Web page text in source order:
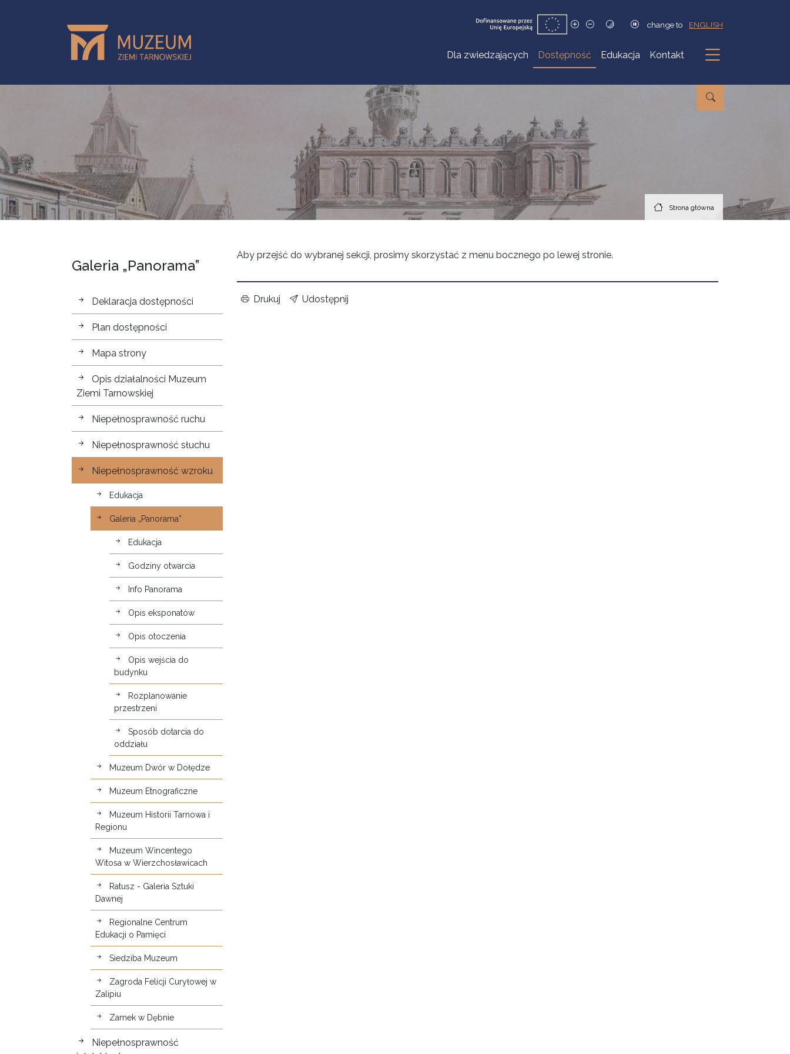
change to ENGLISH
Dla zwiedzających Dostępność Edukacja Kontakt
Podmenu
Strona główna
Galeria „Panorama”
Dostępność
Deklaracja dostępności
Plan dostępności
Mapa strony
Opis działalności Muzeum
Ziemi Tarnowskiej
Niepełnosprawność ruchu
Niepełnosprawność słuchu
Niepełnosprawność wzroku
Edukacja
Galeria „Panorama”
Edukacja
Godziny otwarcia
Info Panorama
Opis eksponatów
Opis otoczenia
Opis wejścia do
budynku
Rozplanowanie
przestrzeni
Sposób dotarcia do
oddziału
Muzeum Dwór w Dołędze
Muzeum Etnograficzne
Muzeum Historii Tarnowa i
Regionu
Muzeum Wincentego
Witosa w Wierzchosławicach
Ratusz - Galeria Sztuki
Dawnej
Regionalne Centrum
Edukacji o Pamięci
Siedziba Muzeum
Zagroda Felicji Curyłowej w
Zalipiu
Zamek w Dębnie
Niepełnosprawność
Aby przejść do wybranej sekcji, prosimy skorzystać z menu bocznego po lewej stronie.
Drukuj Udostępnij